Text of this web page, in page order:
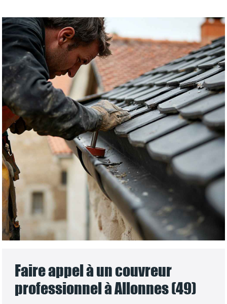
Faire appel à un couvreur
professionnel à Allonnes (49)